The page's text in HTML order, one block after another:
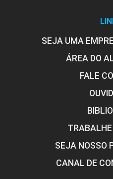
SEJA UMA
ÁREA DO
FALE
SEJA NOSSO
CANAL DE